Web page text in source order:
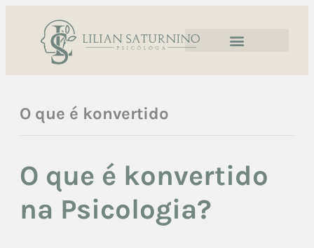
O que é konvertido
O que é konvertido
na Psicologia?